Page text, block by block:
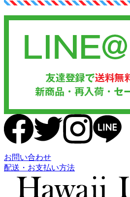
お問い合わせ
配送・お支払い方法